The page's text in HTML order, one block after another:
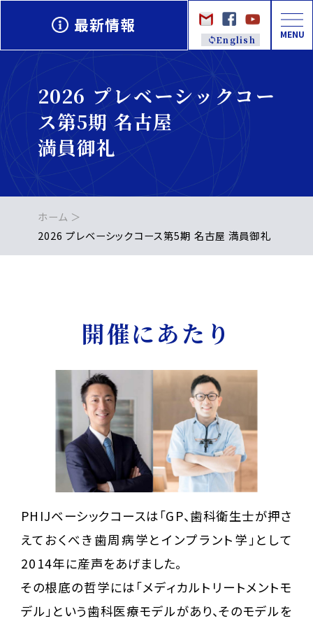
MENU
English
最新情報
2026 プレベーシックコー
ス第5期 名古屋
満員御礼
ホーム
2026 プレベーシックコース第5期 名古屋 満員御礼
開催にあたり
PHIJベーシックコースは「GP、歯科衛生士が押さ
えておくべき歯周病学とインプラント学」として
2014年に産声をあげました。
その根底の哲学には「メディカルトリートメントモ
デル」という歯科医療モデルがあり、そのモデルを